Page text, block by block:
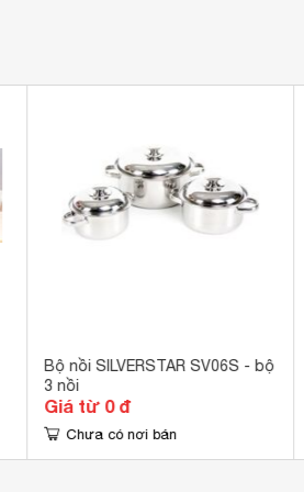
Bộ nồi SILVERSTAR SV06S - bộ
3 nồi
Giá từ 0 đ
Chưa có nơi bán